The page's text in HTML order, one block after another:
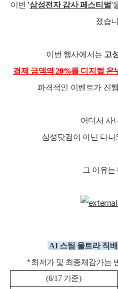
이번 '삼성전자 감사 페스티벌'
졌습
이번 행사에서는 고
결제 금액의20%를 디지털 온
파격적인 이벤트가 진
어디서 사
삼성닷컴이 아닌 다
그 이유는
AI 스팀 울트라직
* 최저가 및 최종체감가는
(6/17 기준)